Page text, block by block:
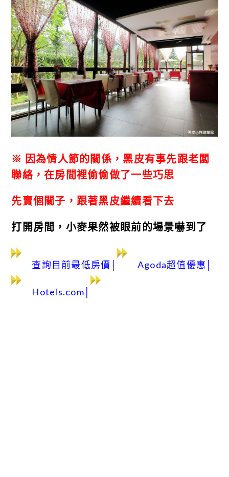
※ 因為情人節的關係，黑皮有事先跟老闆
聯絡，在房間裡偷偷做了一些巧思
先賣個關子，跟著黑皮繼續看下去
打開房間，小麥果然被眼前的場景嚇到了
查詢目前最低房價 Agoda超值優惠│
Hotels.com│